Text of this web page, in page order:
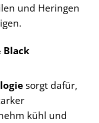
und Heringen
Black
sorgt dafür,
kühl und